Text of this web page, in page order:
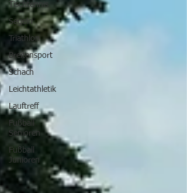
Tischtennis
Segeln
Triathlon
Breitensport
Schach
Leichtathletik
Lauftreff
Fußball
Senioren
Fußball
Junioren